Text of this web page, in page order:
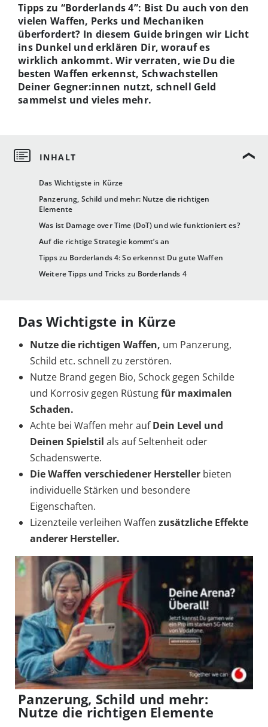
Das Wichtigste in Kürze
Panzerung, Schild und mehr: Nutze die richtigen
Elemente
Was ist Damage over Time (DoT) und wie funktioniert es?
Auf die richtige Strategie kommt’s an
Tipps zu Borderlands 4: So erkennst Du gute Waffen
Weitere Tipps und Tricks zu Borderlands 4
Tipps zu “Borderlands 4”: Bist Du auch von den
vielen Waffen, Perks und Mechaniken
überfordert? In diesem Guide bringen wir Licht
ins Dunkel und erklären Dir, worauf es
wirklich ankommt. Wir verraten, wie Du die
besten Waffen erkennst, Schwachstellen
Deiner Gegner:innen nutzt, schnell Geld
sammelst und vieles mehr.
Das Wichtigste in Kürze
Nutze die richtigen Waffen, um Panzerung,
Schild etc. schnell zu zerstören.
Nutze Brand gegen Bio, Schock gegen Schilde
und Korrosiv gegen Rüstungfür maximalen
Schaden.
Achte bei Waffen mehr aufDein Level und
Deinen Spielstil als auf Seltenheit oder
Schadenswerte.
Die Waffen verschiedener Hersteller bieten
individuelle Stärken und besondere
Eigenschaften.
Lizenzteile verleihen Waffen zusätzliche Effekte
anderer Hersteller.
Panzerung, Schild und mehr:
Nutze die richtigen Elemente